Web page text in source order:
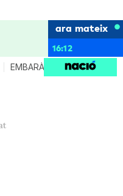
ara mateix
16:12
EMBARÀS CRIANÇA